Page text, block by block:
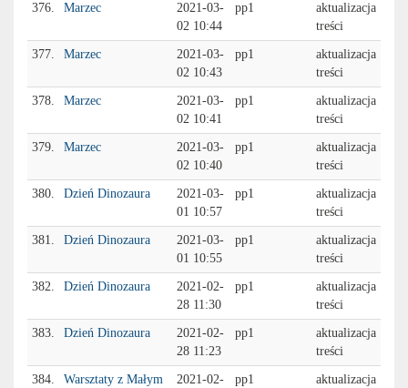
376. Marzec
2021-03-
02 10:44
pp1
aktualizacja
treści
377. Marzec
2021-03-
02 10:43
pp1
aktualizacja
treści
378. Marzec
2021-03-
02 10:41
pp1
aktualizacja
treści
379. Marzec
2021-03-
02 10:40
pp1
aktualizacja
treści
380. Dzień Dinozaura
2021-03-
01 10:57
pp1
aktualizacja
treści
381. Dzień Dinozaura
2021-03-
01 10:55
pp1
aktualizacja
treści
382. Dzień Dinozaura
2021-02-
28 11:30
pp1
aktualizacja
treści
383. Dzień Dinozaura
2021-02-
28 11:23
pp1
aktualizacja
treści
384.
Warsztaty z Małym
2021-02-
pp1
aktualizacja